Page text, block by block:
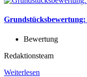
Bewertung
Redaktionsteam
Weiterlesen